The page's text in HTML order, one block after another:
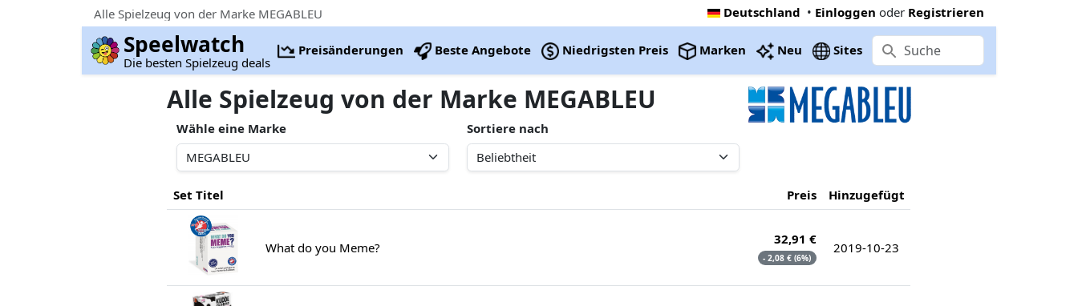
Alle Spielzeug von der Marke MEGABLEU Deutschland • Einloggen oder Registrieren
Speelwatch
Die besten Spielzeug deals
Preisänderungen Beste Angebote Niedrigsten Preis Marken Neu Sites
Alle Spielzeug von der Marke MEGABLEU
Wähle eine Marke Sortiere nach
Set Titel Preis Hinzugefügt
What do you Meme?
32,91 €
- 2,08 € (6%)
2019-10-23